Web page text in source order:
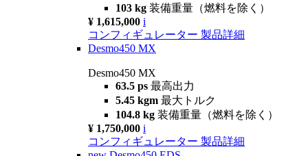
103 kg 装備重量（燃料を除く）
¥ 1,615,000 i
コンフィギュレーター 製品詳細
Desmo450 MX
Desmo450 MX
63.5 ps 最高出力
5.45 kgm 最大トルク
104.8 kg 装備重量（燃料を除く）
¥ 1,750,000 i
コンフィギュレーター 製品詳細